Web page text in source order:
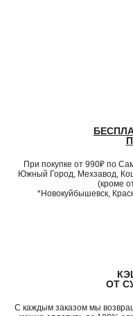
При покупке от 990₽ по
Южный Город, Мехзавод,
(кроме
*Новокуйбышевск,
ОТ
С каждым заказом мы